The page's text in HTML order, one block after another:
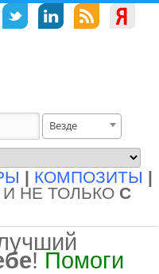
Везде
| КОМПОЗИТЫ |
И НЕ ТОЛЬКО С
! Помоги